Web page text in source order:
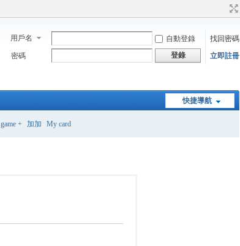
用戶名 自動登錄
找回密碼
密碼
登錄 立即註冊
快捷導航
game + 加加 My card